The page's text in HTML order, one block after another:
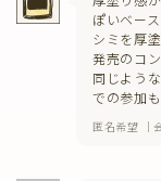
ぽいベー
シミを厚
発売のコ
同じよう
での参加
匿名希望 ｜